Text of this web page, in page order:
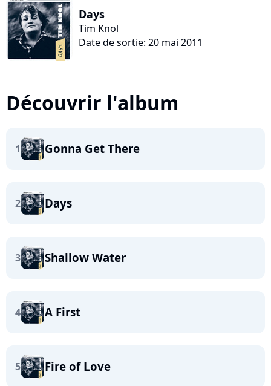
Days
Tim Knol
Date de sortie: 20 mai 2011
Découvrir l'album
1 Gonna Get There
2 Days
3 Shallow Water
4 A First
5 Fire of Love